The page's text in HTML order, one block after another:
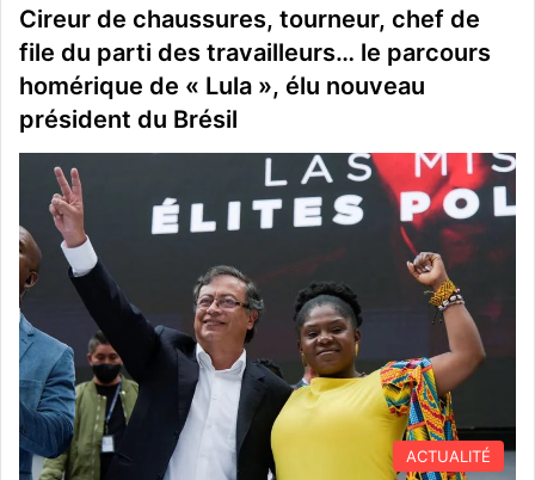
Cireur de chaussures, tourneur, chef de
file du parti des travailleurs… le parcours
homérique de « Lula », élu nouveau
président du Brésil
ACTUALITÉ